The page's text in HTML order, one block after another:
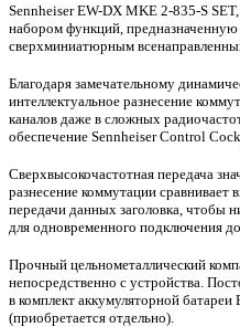
Sennheiser EW-DX MKE 2-835-S
набором функций, предназначенную
сверхминиатюрным
Благодаря замечательному
интеллектуальное разнесение
каналов даже в сложных
обеспечение Sennheiser Control
Сверхвысокочастотная передача
разнесение коммутации
передачи данных заголовка, чтобы
для одновременного подключения
Прочный цельнометаллический
непосредственно с устройства.
в комплект аккумуляторной
(приобретается отдельно).